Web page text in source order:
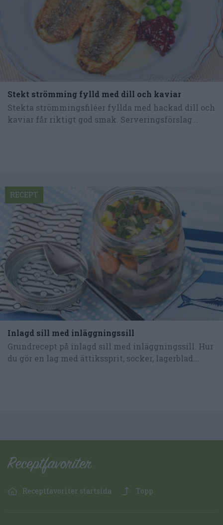
Stekt strömming fylld med dill och kaviar
Stekta strömmingsfiléer fyllda med hackad dill och
kaviar får riktigt god smak. Serveringsförslag...
Inlagd sill med inläggningssill
Grundrecept på inlagd sill med inläggningssill. Hur
du gör en lag med ättikssprit, socker, lagerblad...
RECEPT
Receptfavoriter startsida Topp